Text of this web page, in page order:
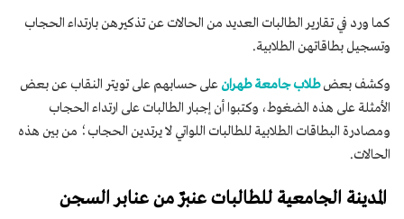
كما ورد في تقارير الطالبات العديد من الحالات عن تذكيرهن بارتداء الحجاب
وتسجيل بطاقاتهن الطلابية.
وكشف بعضطلاب جامعة طهران على حسابهم على تويتر النقاب عن بعض
الأمثلة على هذه الضغوط، وكتبوا أن إجبار الطالبات على ارتداء الحجاب
ومصادرة البطاقات الطلابية للطالبات اللواتي لا يرتدين الحجاب؛ من بين هذه
الحالات.
المدينة الجامعية للطالبات عنبرٌ من عنابر السجن